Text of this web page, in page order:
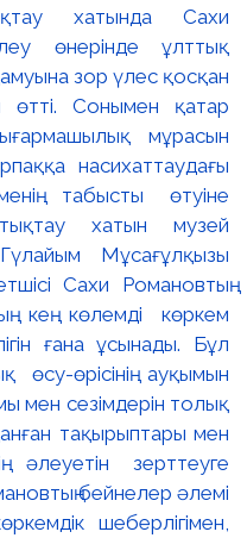
хатында Сахи
өнерінде ұлттық
зор үлес қосқан
өтті. Сонымен қатар
мұрасын
насихаттаудағы
табысты өтуіне
хатын музей
Мұсағұлқызы
Сахи Романовтың
кең көлемді көркем
ғана ұсынады. Бұл
өрісінің ауқымын
мен сезімдерін толық
тақырыптары мен
әлеуетін зерттеуге
бейнелер әлемі
шеберлігімен,